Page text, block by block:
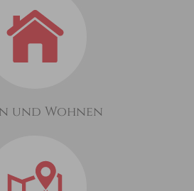
und Wohnen